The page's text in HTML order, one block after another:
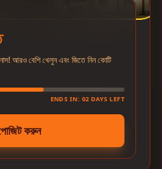
আরও বেশি খেলুন এবং জিতে নিন কোটি
ENDS IN: 02 DAYS LEFT
করুন